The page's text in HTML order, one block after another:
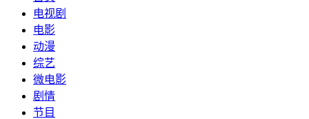
电视剧
电影
动漫
综艺
微电影
剧情
节目